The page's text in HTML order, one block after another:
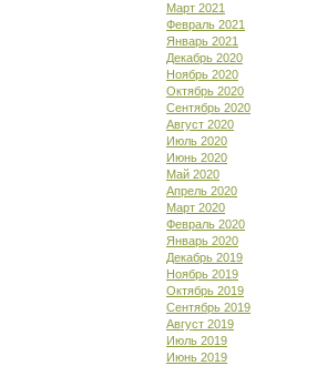
Март 2021
Февраль 2021
Январь 2021
Декабрь 2020
Ноябрь 2020
Октябрь 2020
Сентябрь 2020
Август 2020
Июль 2020
Июнь 2020
Май 2020
Апрель 2020
Март 2020
Февраль 2020
Январь 2020
Декабрь 2019
Ноябрь 2019
Октябрь 2019
Сентябрь 2019
Август 2019
Июль 2019
Июнь 2019